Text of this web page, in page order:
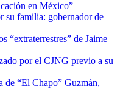
en México”
su familia: gobernador de
“extraterrestres” de Jaime
por el CJNG previo a su
de “El Chapo” Guzmán,